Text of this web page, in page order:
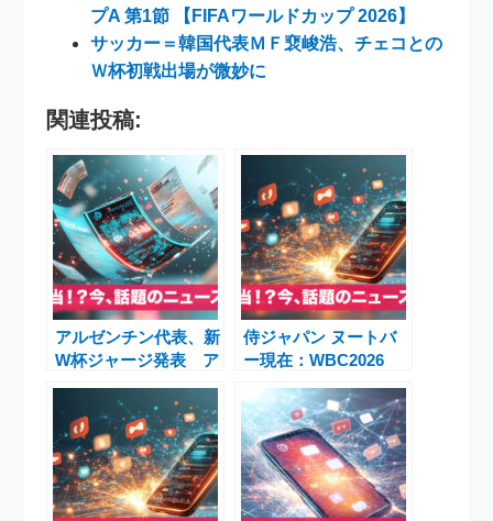
プA 第1節 【FIFAワールドカップ 2026】
サッカー＝韓国代表ＭＦ裵峻浩、チェコとの
Ｗ杯初戦出場が微妙に
関連投稿:
アルゼンチン代表、新
W杯ジャージ発表 ア
ディダスの94年W杯オ
マージュとスケート文
化の融合が話題
侍ジャパン ヌートバ
ー現在：WBC2026
Netflix配信＆宮崎キャ
ンプインタビュー公開